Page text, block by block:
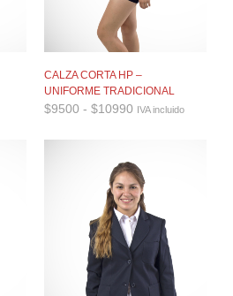
CALZA CORTA HP –
UNIFORME TRADICIONAL
$9500 - $10990 Rango
$9500
hasta
$10990
IVA incluido